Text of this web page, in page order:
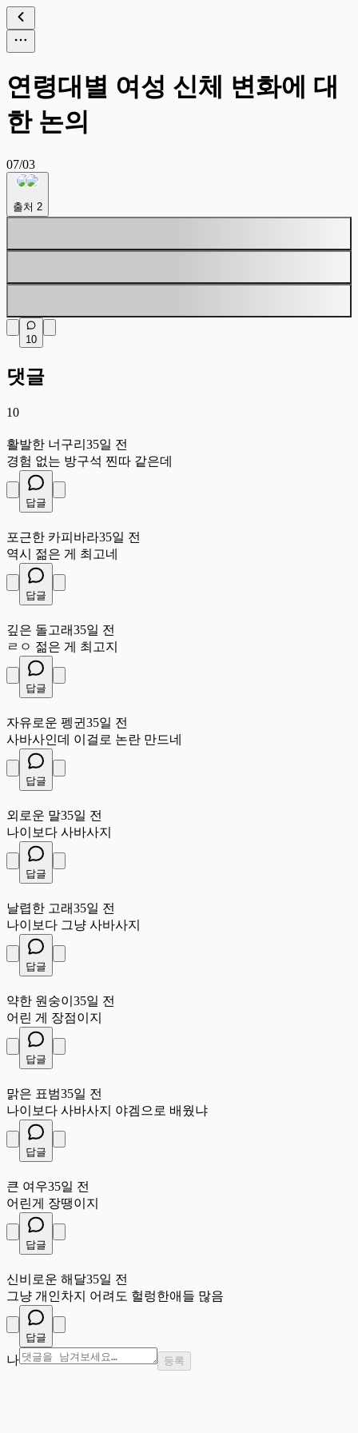
연령대별 여성 신체 변화에 대
한 논의
07/03
출처 2
10
댓글
10
활발한 너구리 35일 전
경험 없는 방구석 찐따 같은데
답글
포근한 카피바라35일 전
역시 젊은 게 최고네
답글
깊은 돌고래35일 전
ㄹㅇ 젊은 게 최고지
답글
자유로운 펭귄 35일 전
사바사인데 이걸로 논란 만드네
답글
외로운 말35일 전
나이보다 사바사지
답글
날렵한 고래35일 전
나이보다 그냥 사바사지
답글
약한 원숭이 35일 전
어린 게 장점이지
답글
맑은 표범35일 전
나이보다 사바사지 야겜으로 배웠냐
답글
큰 여우35일 전
어린게 장땡이지
답글
신비로운 해달35일 전
그냥 개인차지 어려도 헐렁한애들 많음
답글
나 등록